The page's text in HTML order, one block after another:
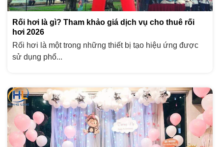
Rối hơi là gì? Tham khảo giá dịch vụ cho thuê rối
hơi 2026
Rối hơi là một trong những thiết bị tạo hiệu ứng được
sử dụng phổ...